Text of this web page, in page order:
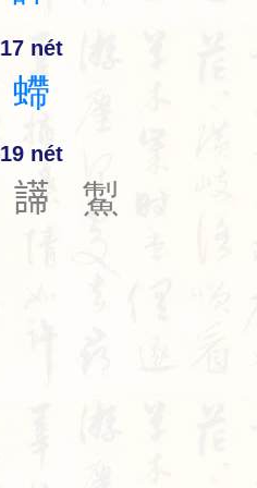
17 nét
螮
19 nét
𧬺 䱥